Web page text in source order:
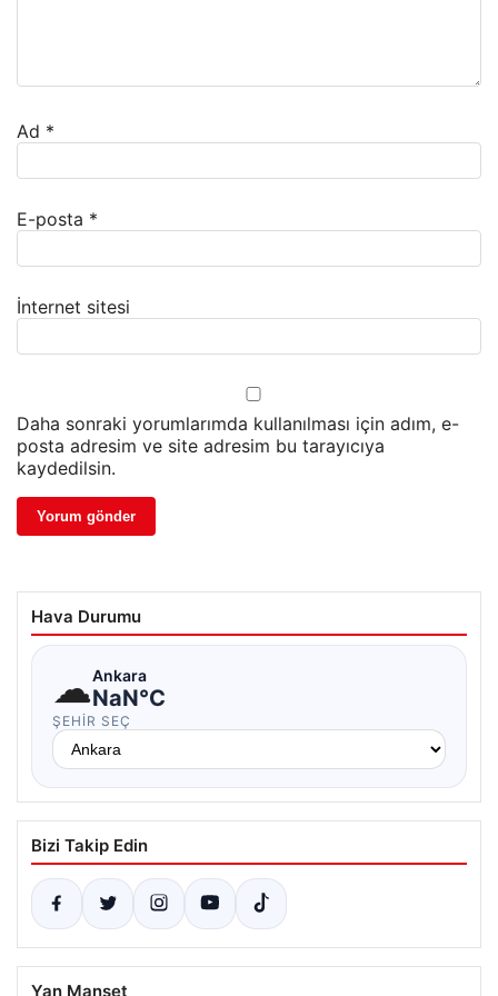
Ad *
E-posta *
İnternet sitesi
Daha sonraki yorumlarımda kullanılması için adım, e-
posta adresim ve site adresim bu tarayıcıya
kaydedilsin.
Hava Durumu
☁Ankara
NaN°C
ŞEHIR SEÇ
Bizi Takip Edin
Yan Manşet